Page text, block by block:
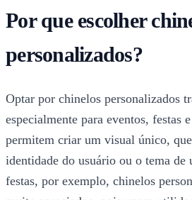
Por que escolher
personalizados?
Optar por chinelos personalizados
especialmente para eventos, festas
permitem criar um visual único,
identidade do usuário ou o tema de
festas, por exemplo, chinelos